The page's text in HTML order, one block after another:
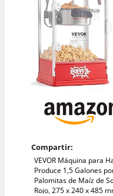
Compartir:
VEVOR Máquina para
Produce 1,5 Galones
Palomitas de Maíz de
Rojo, 275 x 240 x 485